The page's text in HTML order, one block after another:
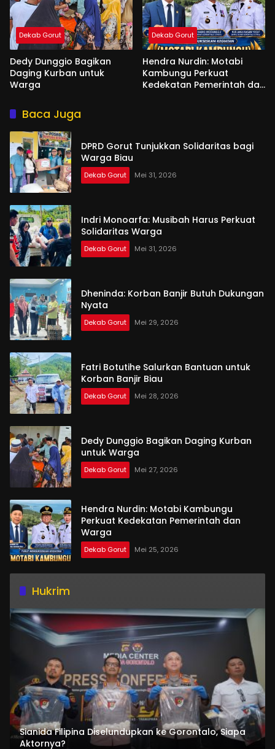
Dekab Gorut
Dedy Dunggio Bagikan
Daging Kurban untuk
Warga
Dekab Gorut
Hendra Nurdin: Motabi
Kambungu Perkuat
Kedekatan Pemerintah dan
Baca Juga
DPRD Gorut Tunjukkan Solidaritas bagi
Warga Biau
Dekab Gorut Mei 31, 2026
Indri Monoarfa: Musibah Harus Perkuat
Solidaritas Warga
Dekab Gorut Mei 31, 2026
Dheninda: Korban Banjir Butuh Dukungan
Nyata
Dekab Gorut Mei 29, 2026
Fatri Botutihe Salurkan Bantuan untuk
Korban Banjir Biau
Dekab Gorut Mei 28, 2026
Dedy Dunggio Bagikan Daging Kurban
untuk Warga
Dekab Gorut Mei 27, 2026
Hendra Nurdin: Motabi Kambungu
Perkuat Kedekatan Pemerintah dan
Warga
Dekab Gorut Mei 25, 2026
Hukrim
Sianida Filipina Diselundupkan ke Gorontalo, Siapa
Aktornya?